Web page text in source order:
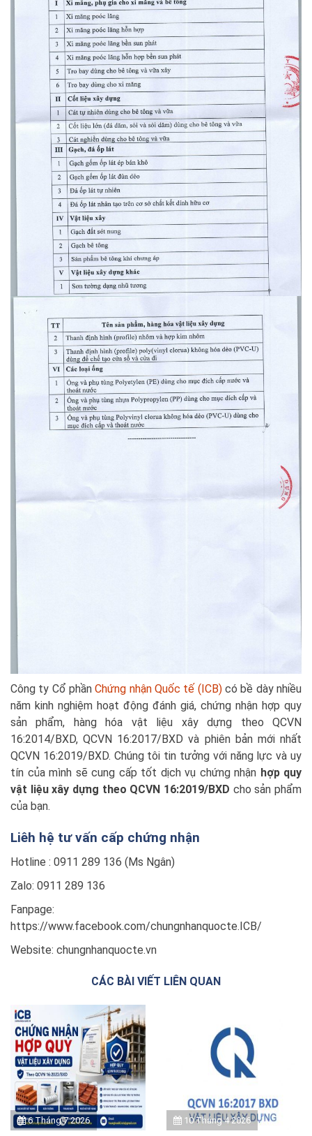
Công ty Cổ phầnChứng nhận Quốc tế (ICB)có bề dày nhiều
năm kinh nghiệm hoạt động đánh giá, chứng nhận hợp quy
sản phẩm, hàng hóa vật liệu xây dựng theo QCVN
16:2014/BXD, QCVN 16:2017/BXD và phiên bản mới nhất
QCVN 16:2019/BXD. Chúng tôi tin tưởng với năng lực và uy
tín của mình sẽ cung cấp tốt dịch vụ chứng nhận hợp quy
vật liệu xây dựng theo QCVN 16:2019/BXD cho sản phẩm
của bạn.
Liêh hệ tư vấn cấp chứng nhận
Hotline : 0911 289 136 (Ms Ngân)
Zalo: 0911 289 136
Fanpage:
https://www.facebook.com/chungnhanquocte.ICB/
Website: chungnhanquocte.vn
CÁC BÀI VIẾT LIÊN QUAN
6 Tháng 7 2026 10 Tháng 4 2026